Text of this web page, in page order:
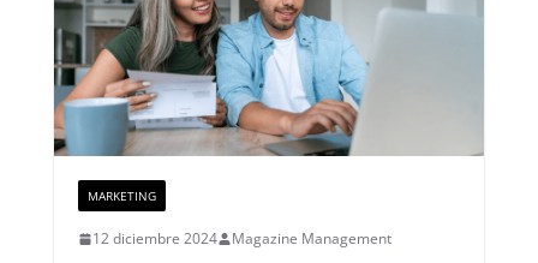
MARKETING
12 diciembre 2024 Magazine Management